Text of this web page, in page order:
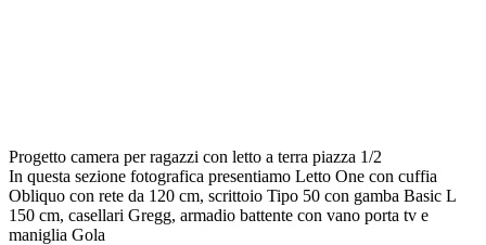
Progetto camera per ragazzi con letto a terra piazza 1/2
In questa sezione fotografica presentiamo Letto One con cuffia
Obliquo con rete da 120 cm, scrittoio Tipo 50 con gamba Basic L
150 cm, casellari Gregg, armadio battente con vano porta tv e
maniglia Gola